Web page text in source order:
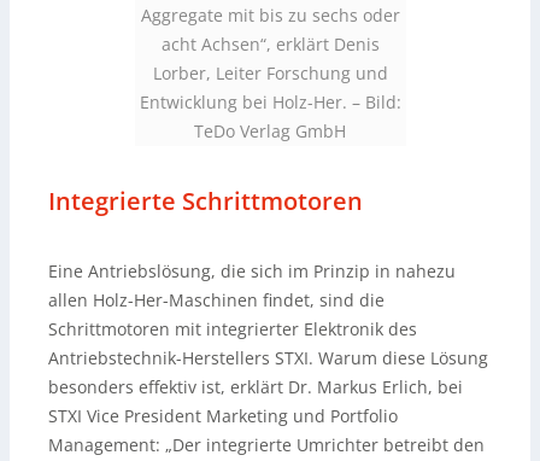
Aggregate mit bis zu sechs oder
acht Achsen“, erklärt Denis
Lorber, Leiter Forschung und
Entwicklung bei Holz-Her. – Bild:
TeDo Verlag GmbH
Integrierte Schrittmotoren
Eine Antriebslösung, die sich im Prinzip in nahezu
allen Holz-Her-Maschinen findet, sind die
Schrittmotoren mit integrierter Elektronik des
Antriebstechnik-Herstellers STXI. Warum diese Lösung
besonders effektiv ist, erklärt Dr. Markus Erlich, bei
STXI Vice President Marketing und Portfolio
Management: „Der integrierte Umrichter betreibt den